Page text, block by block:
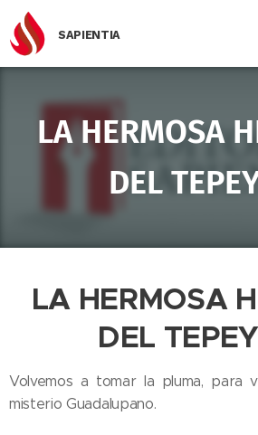
SAPIENTIA
LA HERMOSA
DEL
LA HERMOSA
DEL
Volvemos a tomar la pluma, para
misterio Guadalupano.